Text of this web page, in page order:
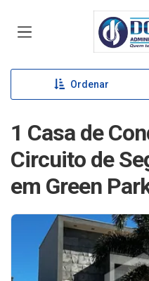
Página
Ordenar
1 Casa de
Circuito de
em Green